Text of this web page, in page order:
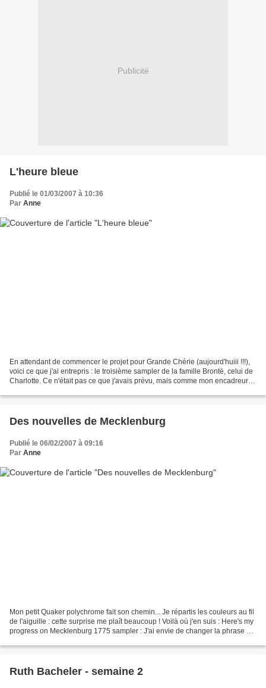
Publicité
L'heure bleue
Publié le 01/03/2007 à 10:36
Par Anne
En attendant de commencer le projet pour Grande Chérie (aujourd'huiii !!!),
voici ce que j'ai entrepris : le troisième sampler de la famille Brontë, celui de
Charlotte. Ce n'était pas ce que j'avais prévu, mais comme mon encadreur
Des nouvelles de Mecklenburg
Publié le 06/02/2007 à 09:16
Par Anne
Mon petit Quaker polychrome fait son chemin... Je répartis les couleurs au fil
de l'aiguille : cette surprise me plaît beaucoup ! Voilà où j'en suis : Here's my
progress on Mecklenburg 1775 sampler : J'ai envie de changer la phrase qui
Ruth Bacheler - semaine 2